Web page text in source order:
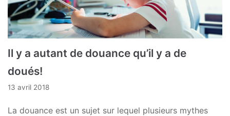
Il y a autant de douance qu’il y a de
doués!
13 avril 2018
La douance est un sujet sur lequel plusieurs mythes